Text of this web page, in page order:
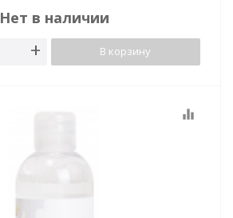
Нет в наличии
В корзину
equalizer